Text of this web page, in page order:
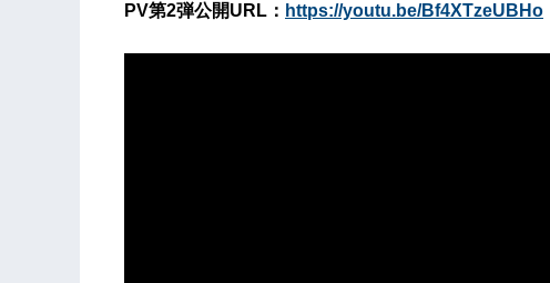
PV第2弾公開URL： https://youtu.be/Bf4XTzeUBHo